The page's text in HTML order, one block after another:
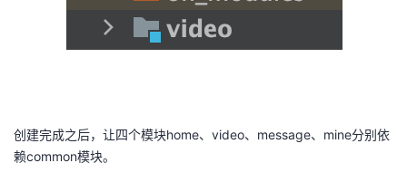
创建完成之后，让四个模块home、video、message、mine分别依
赖common模块。